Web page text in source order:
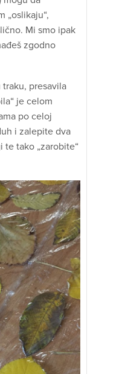
„oslikaju“,
Mi smo ipak
zgodno
presavila
je celom
po celoj
i zalepite dva
tako „zarobite“